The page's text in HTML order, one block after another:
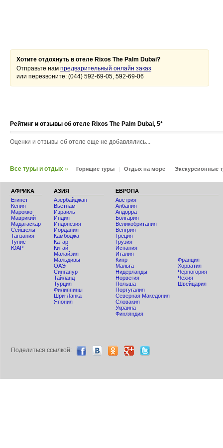
Хотите отдохнуть в отеле Rixos The Palm Dubai?
Отправьте нам предварительный онлайн заказ
или перезвоните: (044) 592-69-05, 592-69-06
Рейтинг и отзывы об отеле Rixos The Palm Dubai, 5*
Оценки и отзывы об отеле еще не добавлялись...
Все туры и отдых » Горящие туры | Отдых на море | Экскурсионные
АФРИКА
Египет
Кения
Мaрокко
Маврикий
Мадагаскар
Сейшелы
Танзания
Тунис
ЮАР
АЗИЯ
Азербайджан
Вьетнам
Израиль
Индия
Индонезия
Иордания
Камбоджа
Катар
Китай
Малайзия
Мальдивы
ОАЭ
Сингапур
Тайланд
Турция
Филиппины
Шри-Ланка
Япония
ЕВРОПА
Австрия
Албания
Андорра
Болгария
Великобритания
Венгрия
Греция
Грузия
Испания
Италия
Кипр
Мальта
Нидерланды
Норвегия
Польша
Португалия
Северная Македония
Словакия
Украина
Финляндия
Франция
Хорватия
Черногория
Чехия
Швейцария
Поделиться ccылкой: